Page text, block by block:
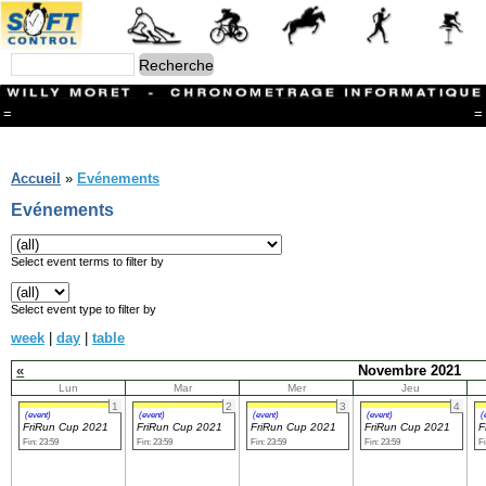
= =
Branches
CONTACT
Ski ALPIN
Triathlon
Ski Nordique
Courses à pieds
Athlétisme
Slalom In-Line
Caisse à savon
Coupe "Journal La Gruyère"
Hippisme
Marche
Archives
Accueil » Evénements
Evénements
Select event terms to filter by
Select event type to filter by
week | day | table
«
Novembre 2021
Lun Mar Mer
Jeu
1
(event)
FriRun Cup 2021
Fin: 23:59
2
(event)
FriRun Cup 2021
Fin: 23:59
3
(event)
FriRun Cup 2021
Fin: 23:59
4
(event)
FriRun Cup 2021
Fin: 23:59